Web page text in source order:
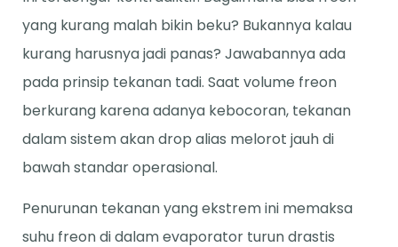
yang kurang malah bikin beku? Bukannya kalau
kurang harusnya jadi panas? Jawabannya ada
pada prinsip tekanan tadi. Saat volume freon
berkurang karena adanya kebocoran, tekanan
dalam sistem akan drop alias melorot jauh di
bawah standar operasional.
Penurunan tekanan yang ekstrem ini memaksa
suhu freon di dalam evaporator turun drastis